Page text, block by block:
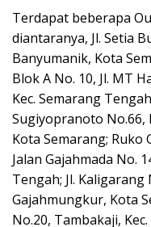
Terdapat beberapa
diantaranya, Jl. Setia
Banyumanik, Kota
Blok A No. 10, Jl. MT
Kec. Semarang
Sugiyopranoto No.66,
Kota Semarang; Ruko
Jalan Gajahmada No.
Tengah; Jl. Kaligarang
Gajahmungkur, Kota
No.20, Tambakaji,